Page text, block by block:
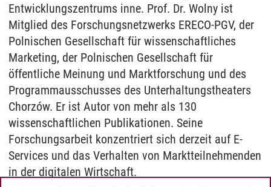
Entwicklungszentrums inne. Prof. Dr. Wolny ist
Mitglied des Forschungsnetzwerks ERECO-PGV, der
Polnischen Gesellschaft für wissenschaftliches
Marketing, der Polnischen Gesellschaft für
öffentliche Meinung und Marktforschung und des
Programmausschusses des Unterhaltungstheaters
Chorzów. Er ist Autor von mehr als 130
wissenschaftlichen Publikationen. Seine
Forschungsarbeit konzentriert sich derzeit auf E-
Services und das Verhalten von Marktteilnehmenden
in der digitalen Wirtschaft.